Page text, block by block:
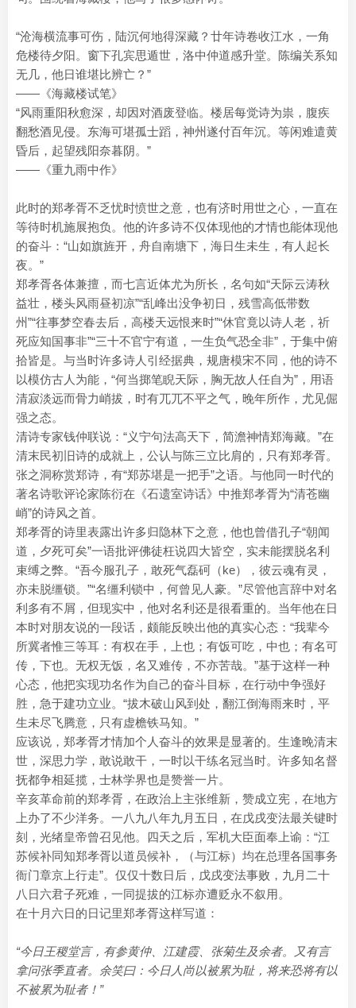
“沧海横流事可伤，陆沉何地得深藏？廿年诗卷收江水，一角
危楼待夕阳。窗下孔宾思遁世，洛中仲道感升堂。陈编关系知
无几，他日谁堪比辨亡？”
——《海藏楼试笔》
“风雨重阳秋愈深，却因对酒废登临。楼居每觉诗为祟，腹疾
翻愁酒见侵。东海可堪孤士蹈，神州遂付百年沉。等闲难遣黄
昏后，起望残阳奈暮阴。”
——《重九雨中作》
此时的郑孝胥不乏忧时愤世之意，也有济时用世之心，一直在
等待时机施展抱负。他的许多诗不仅体现他的才情也能体现他
的奋斗：“山如旗旌开，舟自南塘下，海日生未生，有人起长
夜。”
郑孝胥各体兼擅，而七言近体尤为所长，名句如“天际云涛秋
益壮，楼头风雨昼初凉”“乱峰出没争初日，残雪高低带数
州”“往事梦空春去后，高楼天远恨来时”“休官竟以诗人老，祈
死应知国事非”“三十不官宁有道，一生负气恐全非”，于集中俯
拾皆是。与当时许多诗人引经据典，规唐模宋不同，他的诗不
以模仿古人为能，“何当掷笔睨天际，胸无故人任自为”，用语
清寂淡远而骨力峭拔，时有兀兀不平之气，晚年所作，尤见倔
强之态。
清诗专家钱仲联说：“义宁句法高天下，简澹神情郑海藏。”在
清末民初旧诗的成就上，公认与陈三立比肩的，只有郑孝胥。
张之洞称赏郑诗，有“郑苏堪是一把手”之语。与他同一时代的
著名诗歌评论家陈衍在《石遗室诗话》中推郑孝胥为“清苍幽
峭”的诗风之首。
郑孝胥的诗里表露出许多归隐林下之意，他也曾借孔子“朝闻
道，夕死可矣”一语批评佛徒枉说四大皆空，实未能摆脱名利
束缚之弊。“吾今服孔子，敢死气磊砢（ke），彼云魂有灵，
亦未脱缰锁。”“名缰利锁中，何曾见人豪。”尽管他言辞中对名
利多有不屑，但现实中，他对名利还是很看重的。当年他在日
本时对朋友说的一段话，颇能反映出他的真实心态：“我辈今
所冀者惟三等耳：有权在手，上也；有饭可吃，中也；有名可
传，下也。无权无饭，名又难传，不亦苦哉。”基于这样一种
心态，他把实现功名作为自己的奋斗目标，在行动中争强好
胜，急于建功立业。“拔木破山风到处，翻江倒海雨来时，平
生未尽飞腾意，只有虚檐铁马知。”
应该说，郑孝胥才情加个人奋斗的效果是显著的。生逢晚清末
世，深思力学，敢说敢干，一时以干练名冠当时。许多知名督
抚都争相延揽，士林学界也是赞誉一片。
辛亥革命前的郑孝胥，在政治上主张维新，赞成立宪，在地方
上办了不少洋务。一八九八年九月五日，在戊戌变法最关键时
刻，光绪皇帝曾召见他。四天之后，军机大臣面奉上谕：“江
苏候补同知郑孝胥以道员候补，（与江标）均在总理各国事务
衙门章京上行走”。仅仅十数日后，戊戌变法事败，九月二十
八日六君子死难，一同提拔的江标亦遭贬永不叙用。
在十月六日的日记里郑孝胥这样写道：
“今日王稷堂言，有参黄仲、江建霞、张菊生及余者。又有言
拿问张季直者。余笑曰：今日人尚以被累为耻，将来恐将有以
不被累为耻者！”